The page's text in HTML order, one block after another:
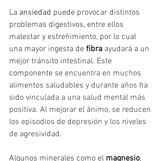
La ansiedad puede provocar distintos
problemas digestivos, entre ellos
malestar y estreñimiento, por lo cual
una mayor ingesta de fibra ayudará a un
mejor tránsito intestinal. Este
componente se encuentra en muchos
alimentos saludables y durante años ha
sido vinculada a una salud mental más
positiva. Al mejorar el ánimo, se reducen
los episodios de depresión y los niveles
de agresividad.
Algunos minerales como el magnesio,